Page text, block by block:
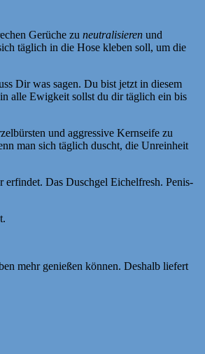
Gerüche zu neutralisieren und
täglich in die Hose kleben soll, um die
Dir was sagen. Du bist jetzt in diesem
alle Ewigkeit sollst du dir täglich ein bis
und aggressive Kernseife zu
man sich täglich duscht, die Unreinheit
erfindet. Das Duschgel Eichelfresh. Penis-
mehr genießen können. Deshalb liefert